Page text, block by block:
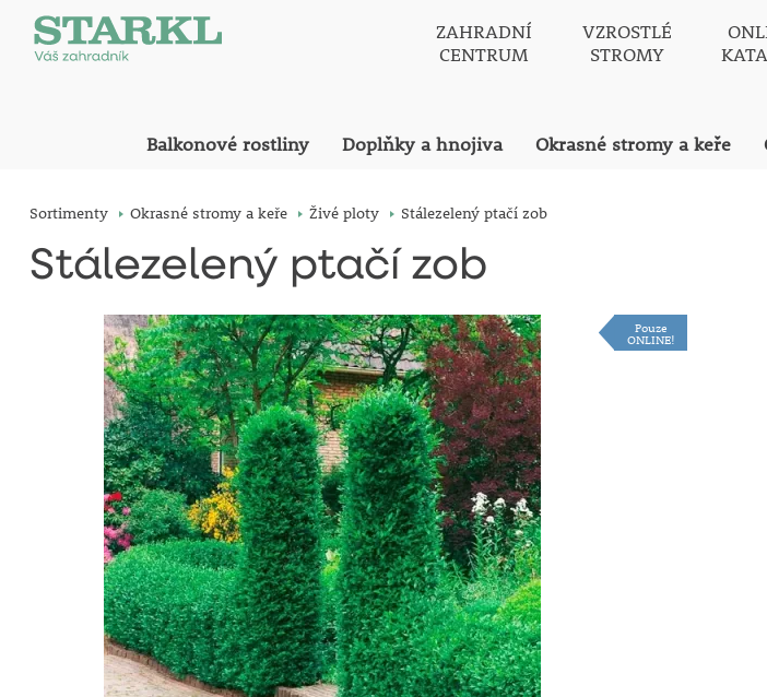
ZAHRADNÍ
CENTRUM
VZROSTLÉ
STROMY
Balkonové rostliny Doplňky a hnojiva Okrasné stromy a keře
Sortimenty Okrasné stromy a keře Živé ploty Stálezelený ptačí zob
Stálezelený ptačí zob
Pouze
ONLINE!